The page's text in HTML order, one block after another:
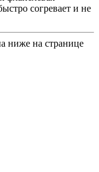
согревает и не
ниже на странице